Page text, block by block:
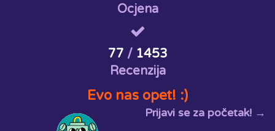
Ocjena
77 / 1453
Recenzija
Evo nas opet! :)
Prijavi se za početak! →